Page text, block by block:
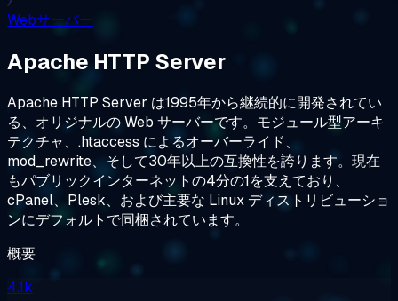
Webサーバー
Apache HTTP Server
Apache HTTP Server は1995年から継続的に開発されてい
る、オリジナルの Web サーバーです。モジュール型アーキ
テクチャ、.htaccess によるオーバーライド、
mod_rewrite、そして30年以上の互換性を誇ります。現在
もパブリックインターネットの4分の1を支えており、
cPanel、Plesk、および主要な Linux ディストリビューショ
ンにデフォルトで同梱されています。
概要
4.1k